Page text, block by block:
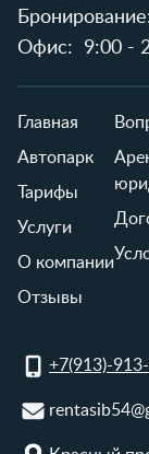
Офис:
9:00 -
Главная
Автопарк
Тарифы
Услуги
О компании
Отзывы
+7(913)-